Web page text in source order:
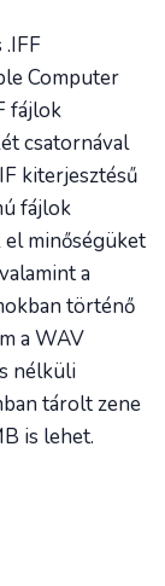
Computer
fájlok
csatornával
kiterjesztésű
fájlok
minőségüket
a
történő
a WAV
nélküli
tárolt zene
is lehet.